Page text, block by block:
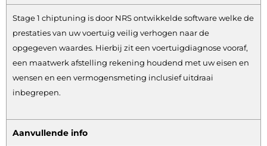
Stage 1 chiptuning is door NRS ontwikkelde software welke de
prestaties van uw voertuig veilig verhogen naar de
opgegeven waardes. Hierbij zit een voertuigdiagnose vooraf,
een maatwerk afstelling rekening houdend met uw eisen en
wensen en een vermogensmeting inclusief uitdraai
inbegrepen.
Aanvullende info